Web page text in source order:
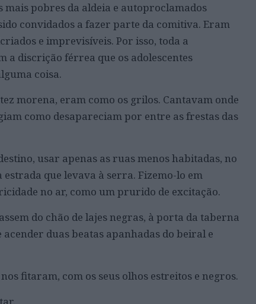
mais pobres da aldeia e autoproclamados
convidados a fazer parte da comitiva. Eram
e imprevisíveis. Por isso, toda a
a discrição férrea que os adolescentes
coisa.
morena, eram como os grilos. Cantavam onde
como desapareciam por entre as frestas das
usar apenas as ruas menos habitadas, no
que levava à serra. Fizemo-lo em
no ar, como um prurido de excitação.
do chão de lajes negras, à porta da taberna
duas beatas apanhadas do beiral e
fitaram, com os seus olhos estreitos e negros.